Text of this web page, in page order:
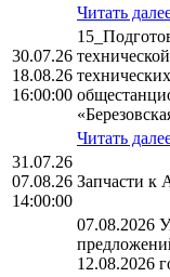
Читать
30.07.26
18.08.26
16:00:00
Читать
31.07.26
07.08.26
14:00:00
Запчасти к
07.08.2026
12.08.2026